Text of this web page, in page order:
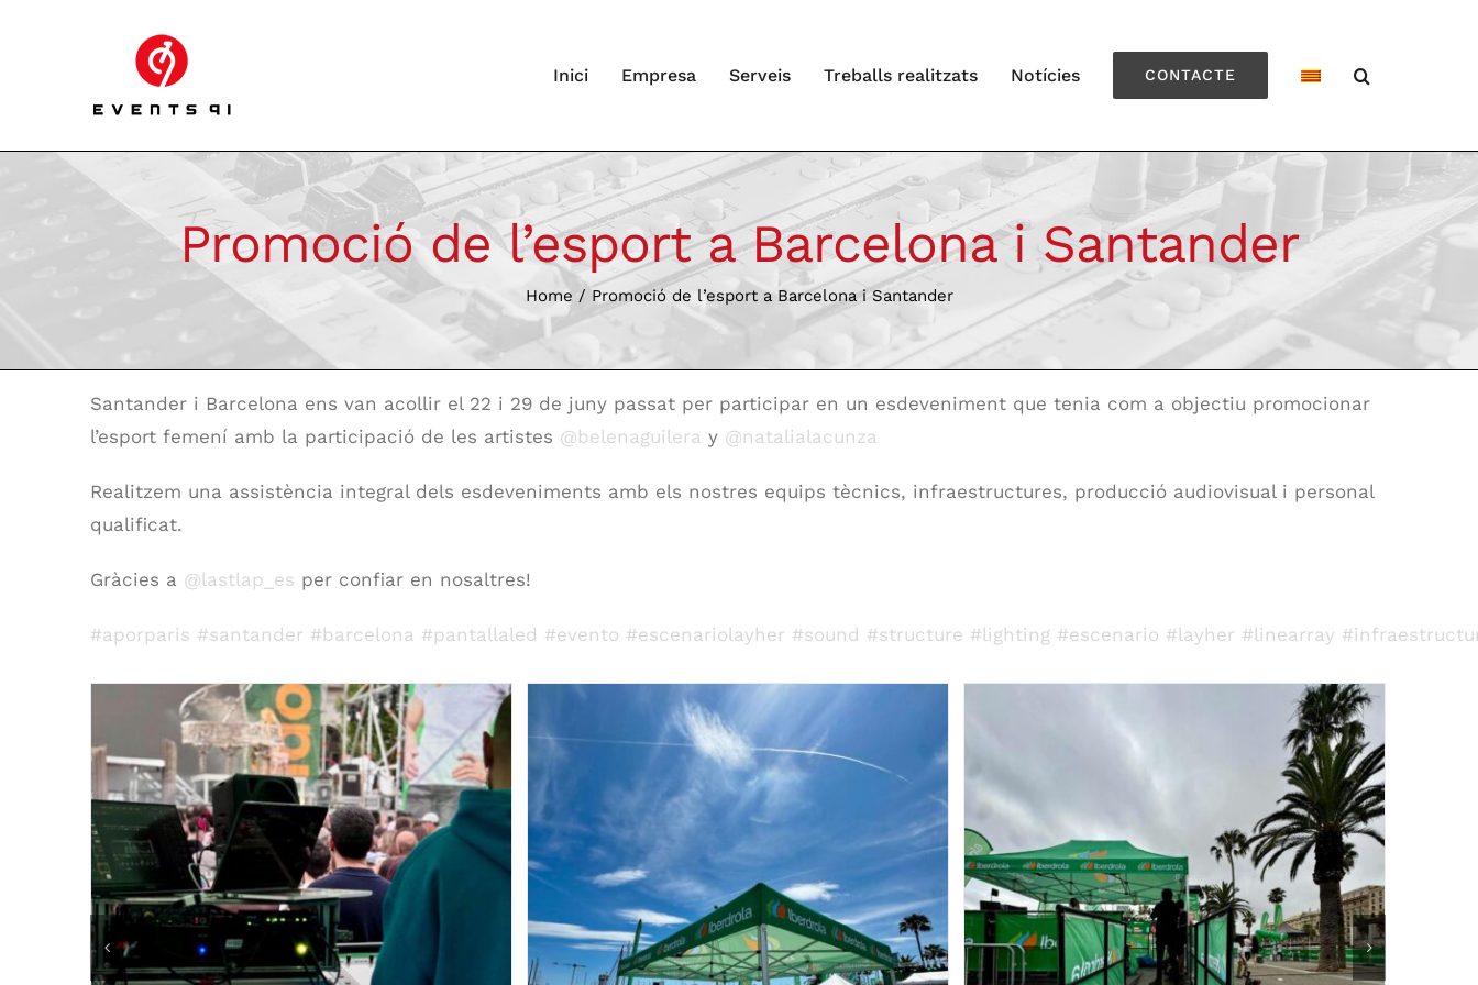
Inici Empresa Serveis Treballs realitzats Notícies CONTACTE
Promoció de l’esport a Barcelona i Santander
Home / Promoció de l’esport a Barcelona i Santander
Santander i Barcelona ens van acollir el 22 i 29 de juny passat per participar en un esdeveniment que tenia com a objectiu promocionar
l’esport femení amb la participació de les artistes @belenaguilera y @natalialacunza
Realitzem una assistència integral dels esdeveniments amb els nostres equips tècnics, infraestructures, producció audiovisual i personal
qualificat.
Gràcies a @lastlap_es per confiar en nosaltres!
#aporparis #santander #barcelona #pantallaled #evento #escenariolayher #sound #structure #lighting #escenario #layher #linearray